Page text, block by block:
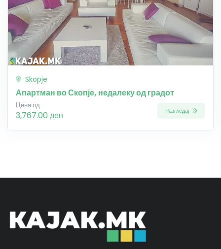
Skopje
Апартман во Скопје, недалеку од градот
Цена од
3,767.00 ден Разгледај